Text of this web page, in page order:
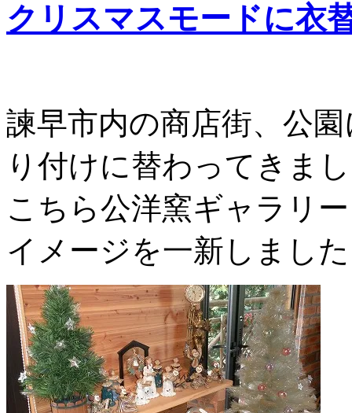
クリスマスモードに衣
諫早市内の商店街、公
り付けに替わってきま
こちら公洋窯ギャラリ
イメージを一新しまし